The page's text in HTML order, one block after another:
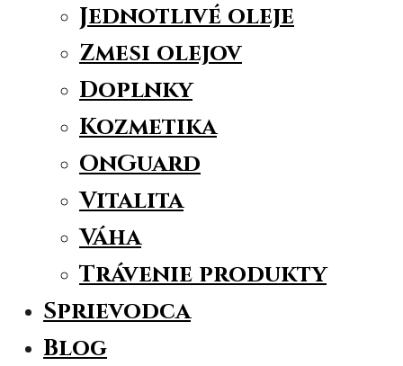
Jednotlivé oleje
Zmesi olejov
Doplnky
Kozmetika
OnGuard
Vitalita
Váha
Trávenie produkty
Sprievodca
Blog